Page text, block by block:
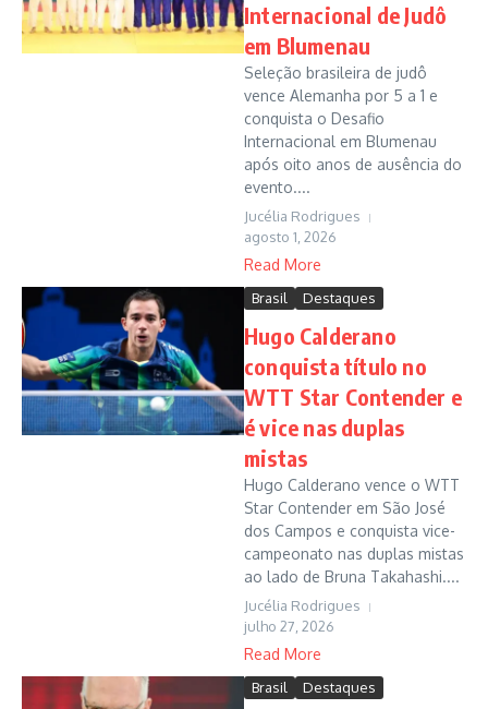
Internacional de Judô
em Blumenau
Seleção brasileira de judô
vence Alemanha por 5 a 1 e
conquista o Desafio
Internacional em Blumenau
após oito anos de ausência do
evento....
Jucélia Rodrigues
agosto 1, 2026
Read More
Brasil Destaques
Hugo Calderano
conquista título no
WTT Star Contender e
é vice nas duplas
mistas
Hugo Calderano vence o WTT
Star Contender em São José
dos Campos e conquista vice-
campeonato nas duplas mistas
ao lado de Bruna Takahashi....
Jucélia Rodrigues
julho 27, 2026
Read More
Brasil Destaques